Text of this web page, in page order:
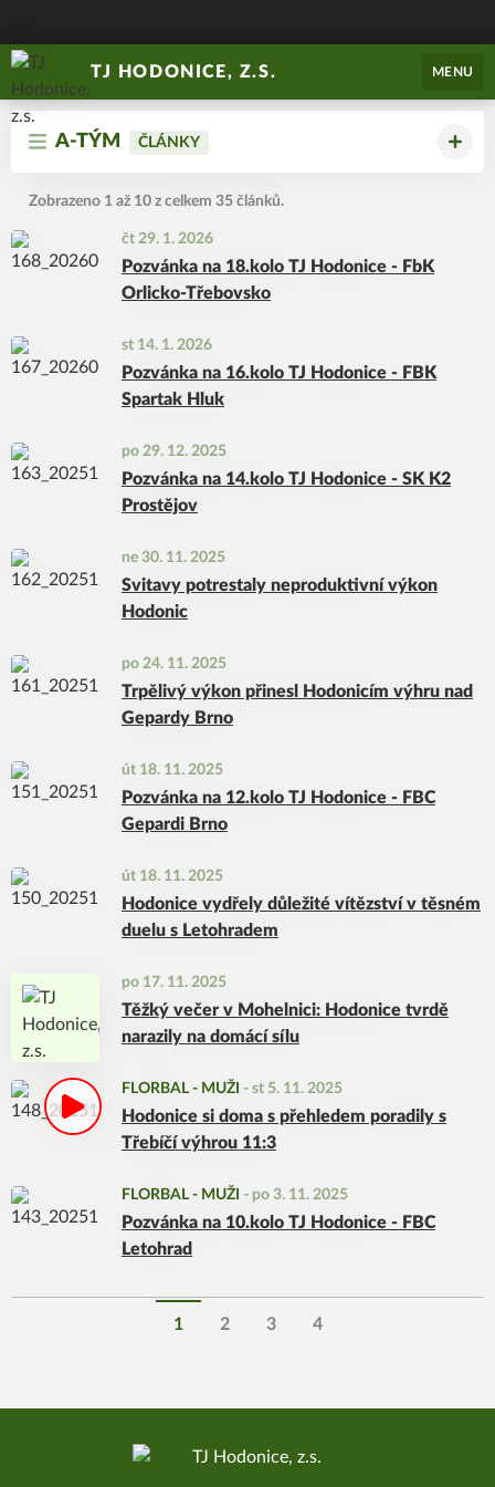
TJ HODONICE, Z.S. MENU
A-TÝM ČLÁNKY
Zobrazeno 1 až 10 z celkem 35 článků.
čt 29. 1. 2026
Pozvánka na 18.kolo TJ Hodonice - FbK
Orlicko-Třebovsko
st 14. 1. 2026
Pozvánka na 16.kolo TJ Hodonice - FBK
Spartak Hluk
po 29. 12. 2025
Pozvánka na 14.kolo TJ Hodonice - SK K2
Prostějov
ne 30. 11. 2025
Svitavy potrestaly neproduktivní výkon
Hodonic
po 24. 11. 2025
Trpělivý výkon přinesl Hodonicím výhru nad
Gepardy Brno
út 18. 11. 2025
Pozvánka na 12.kolo TJ Hodonice - FBC
Gepardi Brno
út 18. 11. 2025
Hodonice vydřely důležité vítězství v těsném
duelu s Letohradem
po 17. 11. 2025
Těžký večer v Mohelnici: Hodonice tvrdě
narazily na domácí sílu
FLORBAL - MUŽI - st 5. 11. 2025
Hodonice si doma s přehledem poradily s
Třebíčí výhrou 11:3
FLORBAL - MUŽI - po 3. 11. 2025
Pozvánka na 10.kolo TJ Hodonice - FBC
Letohrad
1 2 3 4